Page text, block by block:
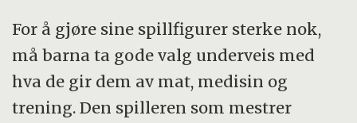
For å gjøre sine spillfigurer sterke nok,
må barna ta gode valg underveis med
hva de gir dem av mat, medisin og
trening. Den spilleren som mestrer